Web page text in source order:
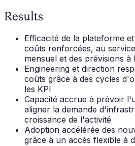
Results
Efficacité de la plateforme
coûts renforcées, au
mensuel et des prévisions à
Engineering et direction
coûts grâce à des cycles
les KPI
Capacité accrue à prévoir
aligner la demande
croissance de l'activité
Adoption accélérée des
grâce à un accès flexible à